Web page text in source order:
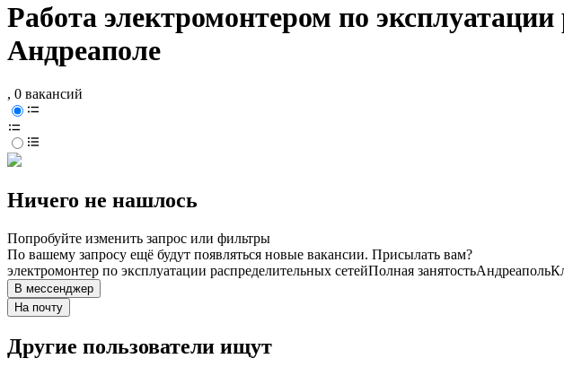
Работа электромонтером по
Андреаполе
, 0 вакансий
Ничего не нашлось
Попробуйте изменить запрос или фильтры
По вашему запросу ещё будут появляться новые вакансии. Присылать вам?
электромонтер по эксплуатации распределительных сетейПолная занятостьАндреаполь
В мессенджер
На почту
Другие пользователи ищут